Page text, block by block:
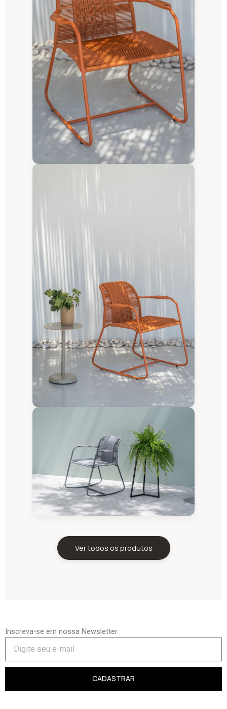
Ver todos os produtos
Inscreva-se em nossa Newsletter
CADASTRAR